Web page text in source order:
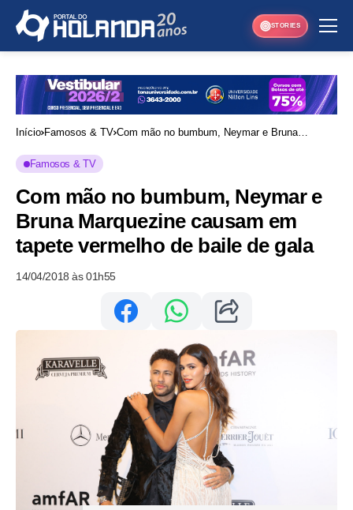
STORIES
Início Famosos & TV Com mão no bumbum, Neymar e Bruna
Famosos & TV
Com mão no bumbum, Neymar e
Bruna Marquezine causam em
tapete vermelho de baile de gala
14/04/2018 às 01h55